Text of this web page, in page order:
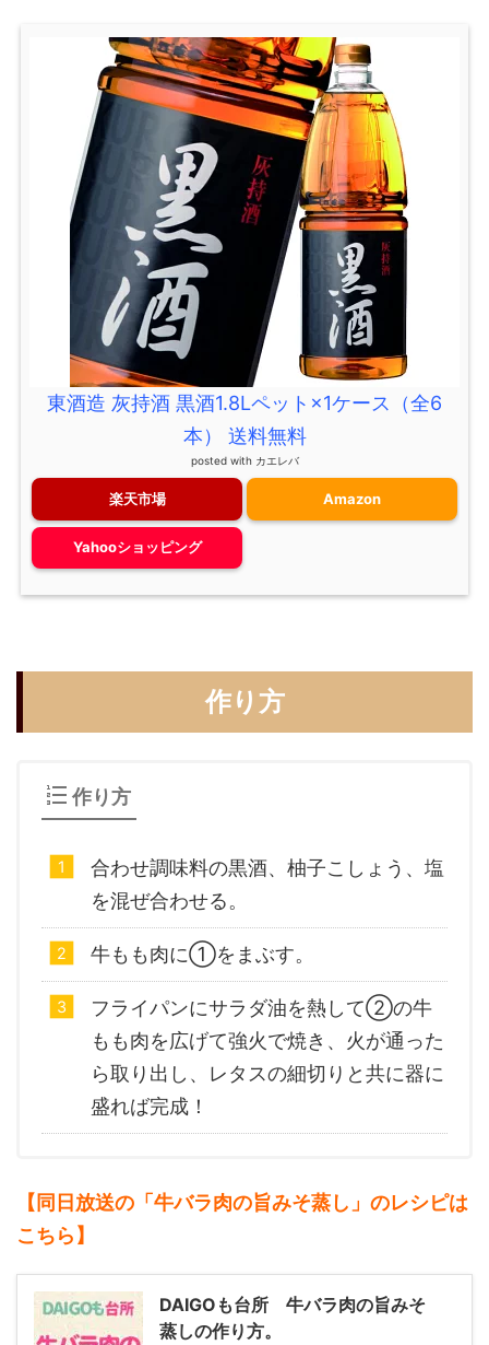
東酒造 灰持酒 黒酒1.8Lペット×1ケース（全6
本） 送料無料
posted with カエレバ
楽天市場 Amazon
Yahooショッピング
作り方
作り方
合わせ調味料の黒酒、柚子こしょう、塩
を混ぜ合わせる。
牛もも肉に①をまぶす。
フライパンにサラダ油を熱して②の牛
もも肉を広げて強火で焼き、火が通った
ら取り出し、レタスの細切りと共に器に
盛れば完成！
【同日放送の「牛バラ肉の旨みそ蒸し」のレシピは
こちら】
DAIGOも台所 牛バラ肉の旨みそ
蒸しの作り方。